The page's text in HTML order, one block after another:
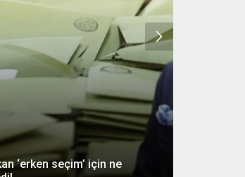
‘erken seçim’ için ne